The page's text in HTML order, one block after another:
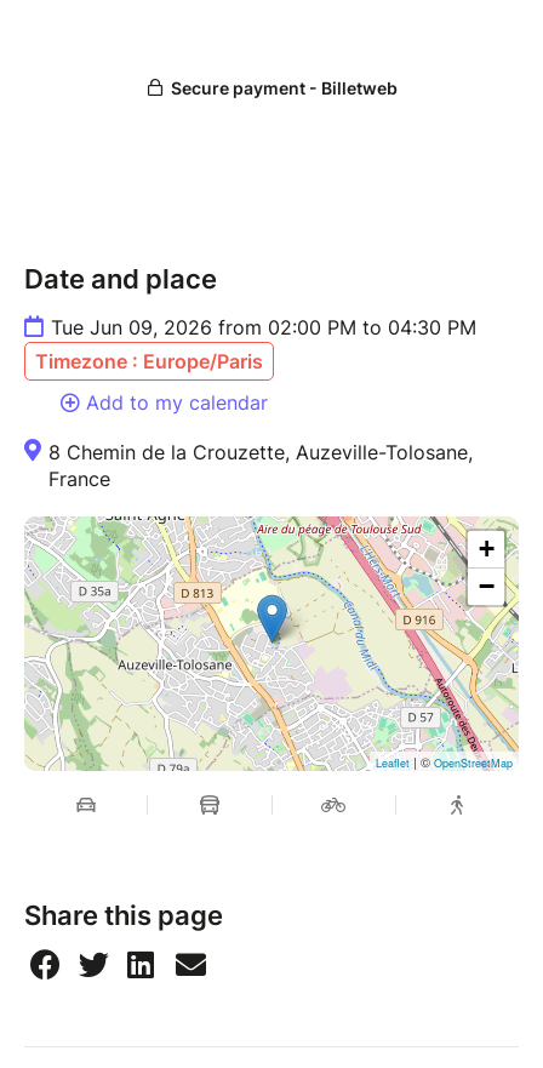
Date and place
Tue Jun 09, 2026 from 02:00 PM to 04:30 PM
Timezone : Europe/Paris
Add to my calendar
8 Chemin de la Crouzette, Auzeville-Tolosane,
France
+
−
Leaflet| © OpenStreetMap
Share this page